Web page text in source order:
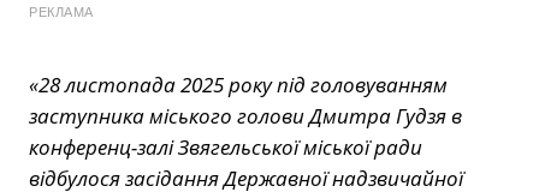
РЕКЛАМА
«28 листопада 2025 року під головуванням
заступника міського голови Дмитра Гудзя в
конференц-залі Звягельської міської ради
відбулося засідання Державної надзвичайної